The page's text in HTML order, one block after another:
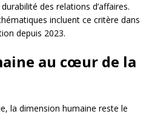
des relations d’affaires.
incluent ce critère dans
depuis 2023.
au cœur de la
la dimension humaine reste le